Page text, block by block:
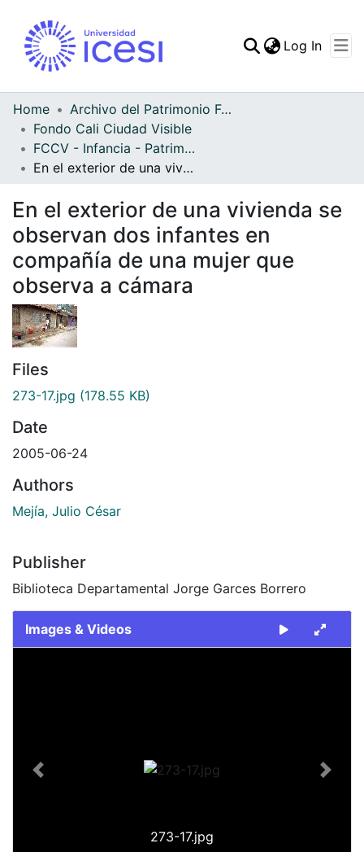
Log In
Home
Archivo del Patrimonio Fotográfico y Fílmico del Valle del Cauca
Fondo Cali Ciudad Visible
FCCV - Infancia - Patrimonial
En el exterior de una vivienda se observan dos infantes en compañía de una mujer que observa a cámara
En el exterior de una vivienda se
observan dos infantes en
compañía de una mujer que
observa a cámara
Files
273-17.jpg (178.55 KB)
Date
2005-06-24
Authors
Mejía, Julio César
Publisher
Biblioteca Departamental Jorge Garces Borrero
Images & Videos
273-17.jpg
Previous Next